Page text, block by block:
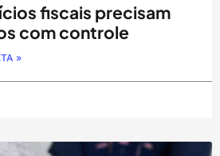
fiscais precisam
com controle
»